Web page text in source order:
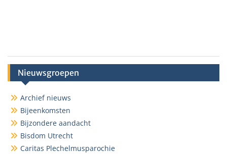
Nieuwsgroepen
Archief nieuws
Bijeenkomsten
Bijzondere aandacht
Bisdom Utrecht
Caritas Plechelmusparochie